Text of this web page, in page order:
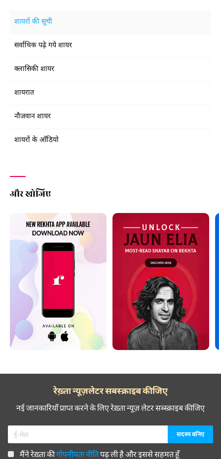
शायरों की सूची
सर्वाधिक पढ़े गये शायर
क्लासिकी शायर
शायरात
नौजवान शायर
शायरों के ऑडियो
और खोजिए
रेख़्ता न्यूज़लेटर सबस्क्राइब कीजिए
नई जानकारियाँ प्राप्त करने के लिए रेख़्ता न्यूज़ लेटर सब्स्क्राइब कीजिए
मैंने रेख़्ता कीगोपनीयता नीतिपढ़ ली है और इससे सहमत हूँ